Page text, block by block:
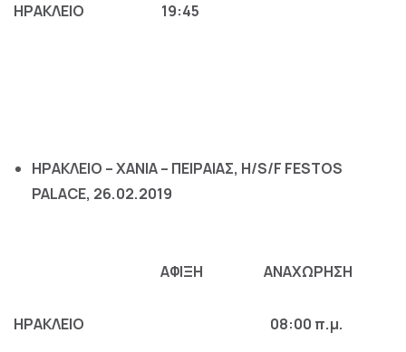
ΗΡΑΚΛΕΙΟ 19:45
ΗΡΑΚΛΕΙΟ –ΧΑNIA – ΠΕΙΡΑΙΑΣ, H/S/F FESTOS
PALACE, 26.02.2019
ΑΦΙΞΗ ΑΝΑΧΩΡΗΣΗ
ΗΡΑΚΛΕΙΟ 08:00 π.μ.